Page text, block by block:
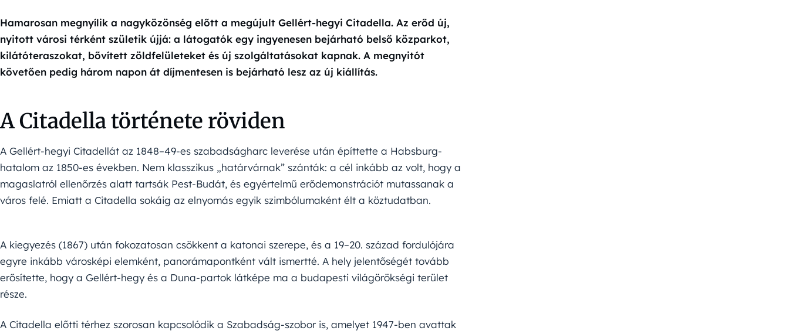
Hamarosan megnyílik a nagyközönség előtt a megújult Gellért-hegyi Citadella. Az erőd új,
nyitott városi térként születik újjá: a látogatók egy ingyenesen bejárható belső közparkot,
kilátóteraszokat, bővített zöldfelületeket és új szolgáltatásokat kapnak. A megnyitót
követően pedig három napon át díjmentesen is bejárható lesz az új kiállítás.
A Citadella története röviden
A Gellért-hegyi Citadellát az 1848–49-es szabadságharc leverése után építtette a Habsburg-
hatalom az 1850-es években. Nem klasszikus „határvárnak” szánták: a cél inkább az volt, hogy a
magaslatról ellenőrzés alatt tartsák Pest-Budát, és egyértelmű erődemonstrációt mutassanak a
város felé. Emiatt a Citadella sokáig az elnyomás egyik szimbólumaként élt a köztudatban.
A kiegyezés (1867) után fokozatosan csökkent a katonai szerepe, és a 19–20. század fordulójára
egyre inkább városképi elemként, panorámapontként vált ismertté. A hely jelentőségét tovább
erősítette, hogy a Gellért-hegy és a Duna-partok látképe ma a budapesti világörökségi terület
része.
A Citadella előtti térhez szorosan kapcsolódik a Szabadság-szobor is, amelyet 1947-ben avattak